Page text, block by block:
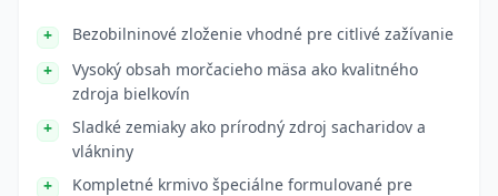
Bezobilninové zloženie vhodné pre citlivé zažívanie
Vysoký obsah morčacieho mäsa ako kvalitného
zdroja bielkovín
Sladké zemiaky ako prírodný zdroj sacharidov a
vlákniny
Kompletné krmivo špeciálne formulované pre